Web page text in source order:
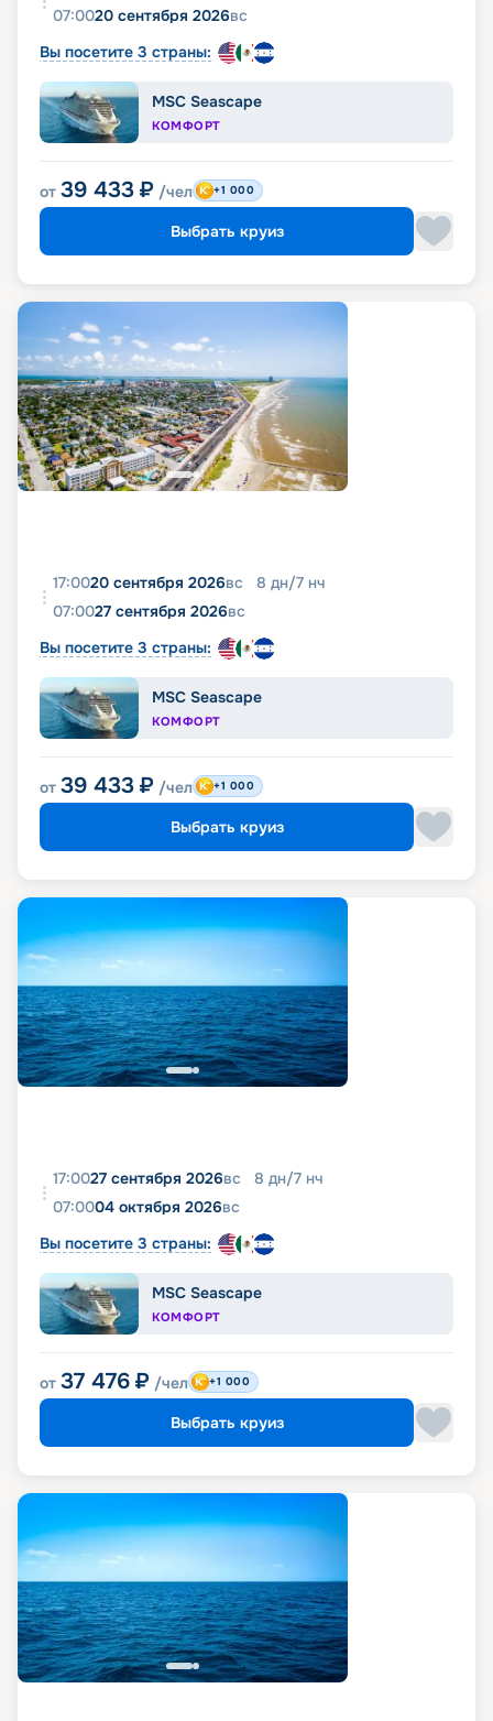
07:0020 сентября 2026вс
Вы посетите 3 страны:
MSC Seascape
КОМФОРТ
от 39 433 ₽ /чел +1 000
Выбрать круиз
17:0020 сентября 2026вс 8 дн/7 нч
07:0027 сентября 2026вс
Вы посетите 3 страны:
MSC Seascape
КОМФОРТ
от 39 433 ₽ /чел +1 000
Выбрать круиз
17:0027 сентября 2026вс 8 дн/7 нч
07:0004 октября 2026вс
Вы посетите 3 страны:
MSC Seascape
КОМФОРТ
от 37 476 ₽ /чел +1 000
Выбрать круиз